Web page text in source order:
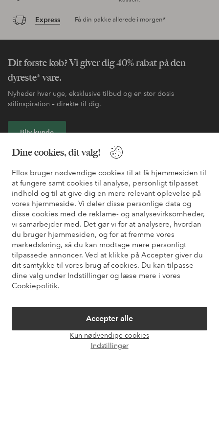
Dine cookies, dit valg!
Ellos bruger nødvendige cookies til at få hjemmesiden til
at fungere samt cookies til analyse, personligt tilpasset
indhold og til at give dig en mere relevant oplevelse på
vores hjemmeside. Vi deler disse personlige data og
disse cookies med de reklame- og analysevirksomheder,
vi samarbejder med. Det gør vi for at analysere, hvordan
du bruger hjemmesiden, og for at fremme vores
markedsføring, så du kan modtage mere personligt
tilpassede annoncer. Ved at klikke på Accepter giver du
dit samtykke til vores brug af cookies. Du kan tilpasse
dine valg under Indstillinger og læse mere i vores
Cookiepolitik.
Accepter alle
Kun nødvendige cookies
Indstillinger
Express Få din pakke allerede i morgen*
Dit første køb? Vi giver dig 40% rabat på den
dyreste* vare.
Nyheder hver uge, eksklusive tilbud og en stor dosis
stilinspiration – direkte til dig.
Bliv kunde
* Se tilbudsbetingelser ved registrering
Har du brug for hjælp?
Du kan finde svar på de oftest stillede spørgsmål i vores FAQ.
Du kan også finde oplysninger om, hvordan du kontakter os.
Kundeservice Bestilling Betalingsmåde
Mine sider